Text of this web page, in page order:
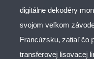
digitálne dekodéry
svojom veľkom
Francúzsku, zatiaľ čo
transferovej lisovacej